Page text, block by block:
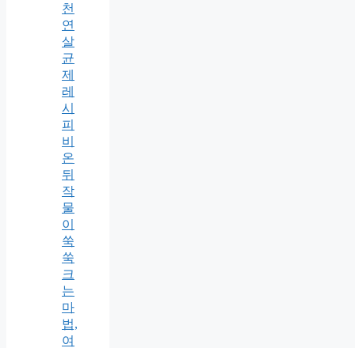
천
연
살
균
제
레
시
피
비
온
뒤
작
물
이
쑥
쑥
크
는
마
법,
여